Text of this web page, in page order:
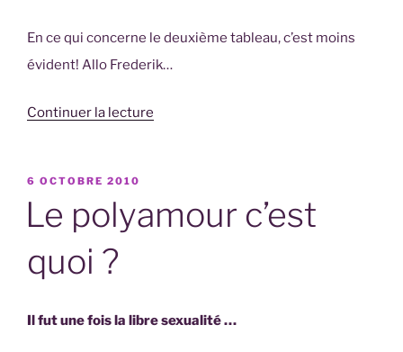
En ce qui concerne le deuxième tableau, c’est moins
évident! Allo Frederik…
Continuer la lecture
intimate
en
PUBLIÉ
6 OCTOBRE 2010
Le polyamour c’est
quoi ?
Il fut une fois la libre sexualité …